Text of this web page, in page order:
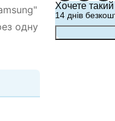
одну
Хочете
14 днів